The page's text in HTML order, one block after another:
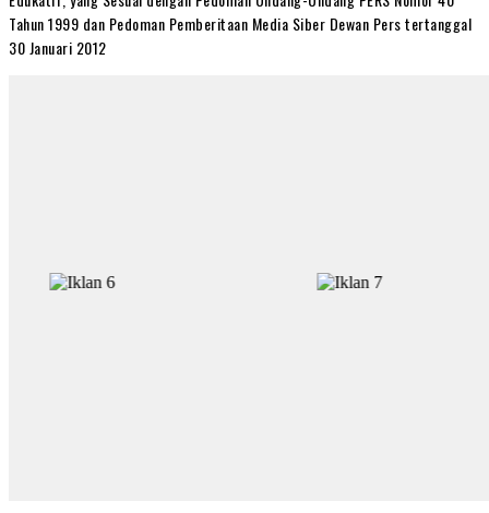
Tahun 1999 dan Pedoman Pemberitaan Media Siber Dewan Pers tertanggal
30 Januari 2012